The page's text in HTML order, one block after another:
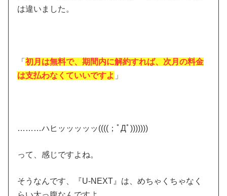
は違いました。
「初月は無料で、期間内に解約すれば、次月の料金
は支払わなくていいですよ 」
………ハヒッッッッッ((((；ﾟДﾟ)))))))
って、感じですよね。
そうなんです、『U-NEXT』は、めちゃくちゃなく